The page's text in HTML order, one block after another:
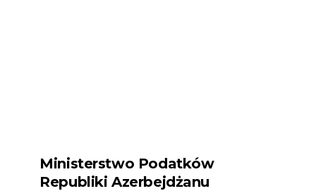
Ministerstwo Podatków
Republiki Azerbejdżanu